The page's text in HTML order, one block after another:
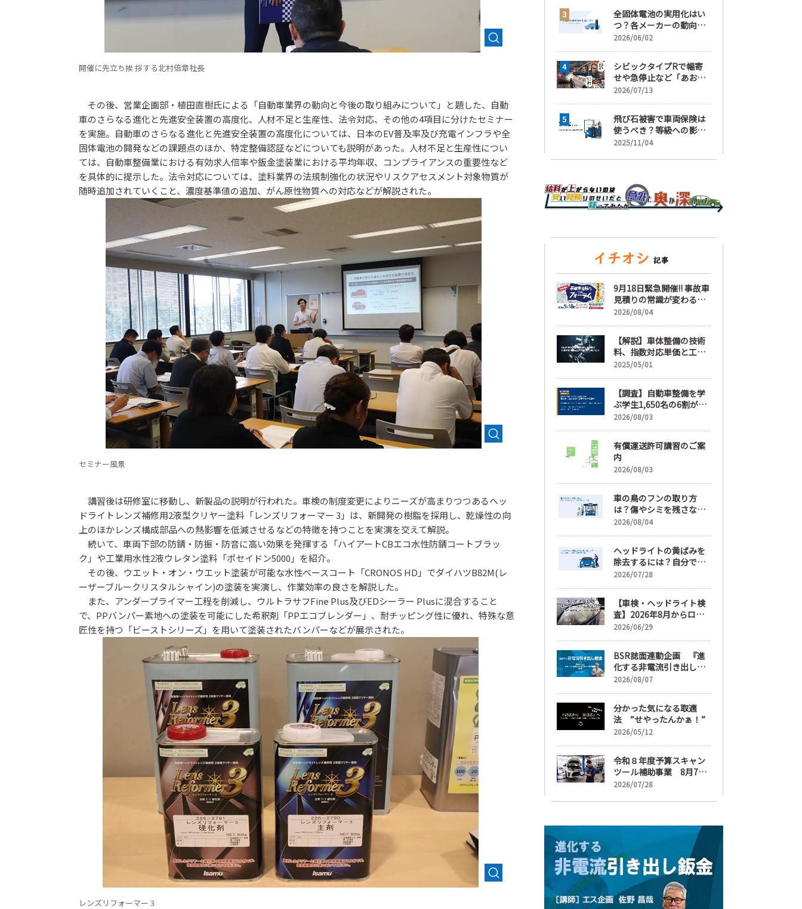
開催に先立ち挨 拶する北村倍章社長
その後、営業企画部・植田直樹氏による「自動車業界の動向と今後の取り組みについて」と題した、自動
車のさらなる進化と先進安全装置の高度化、人材不足と生産性、法令対応、その他の4項目に分けたセミナー
を実施。自動車のさらなる進化と先進安全装置の高度化については、日本のEV普及率及び充電インフラや全
固体電池の開発などの課題点のほか、特定整備認証などについても説明があった。人材不足と生産性につい
ては、自動車整備業における有効求人倍率や鈑金塗装業における平均年収、コンプライアンスの重要性など
を具体的に提示した。法令対応については、塗料業界の法規制強化の状況やリスクアセスメント対象物質が
随時追加されていくこと、濃度基準値の追加、がん原性物質への対応などが解説された。
セミナー風景
講習後は研修室に移動し、新製品の説明が行われた。車検の制度変更によりニーズが高まりつつあるヘッ
ドライトレンズ補修用2液型クリヤー塗料「レンズリフォーマー 3」は、新開発の樹脂を採用し、乾燥性の向
上のほかレンズ構成部品への熱影響を低減させるなどの特徴を持つことを実演を交えて解説。
続いて、車両下部の防錆・防振・防音に高い効果を発揮する「ハイアートCBエコ水性防錆コートブラッ
ク」や工業用水性2液ウレタン塗料「ポセイドン5000」を紹介。
その後、ウエット・オン・ウエット塗装が可能な水性ベースコート「CRONOS HD」でダイハツB82M(レ
ーザーブルークリスタルシャイン)の塗装を実演し、作業効率の良さを解説した。
また、アンダープライマー工程を削減し、ウルトラサフFine Plus及びEDシーラー Plusに混合すること
で、PPバンパー素地への塗装を可能にした希釈剤「PPエコブレンダー」、耐チッピング性に優れ、特殊な意
匠性を持つ「ビーストシリーズ」を用いて塗装されたバンパーなどが展示された。
レンズリフォーマー 3
売において極めて重要な
訳
全固体電池の実用化はい
つ？各メーカーの動向と
EVの買い時を解説
2026/06/02
シビックタイプRで幅寄
せや急停止など「あおり
運転」の疑い
2026/07/13
飛び石被害で車両保険は
使うべき？等級への影響
と賢い判断基準を解説
2025/11/04
9月18日緊急開催!! 事故車
見積りの常識が変わる
「事故車見積りフォーラ
2026/08/04
【解説】車体整備の技術
料、指数対応単価と工賃
単価、その違いとは
2025/05/01
【調査】自動車整備を学
ぶ学生1,650名の6割が就
職先選びで「給与」を最
日以上」希望も66.3%
2026/08/03
有償運送許可講習のご案
内
2026/08/03
車の鳥のフンの取り方
は？傷やシミを残さない
正しい落とし方と予防策
2026/08/04
ヘッドライトの黄ばみを
除去するには？自分で綺
麗にする手順と業者費用
2026/07/28
【車検・ヘッドライト検
査】2026年8月からロー
ビームへ完全移行、ヘッ
ーティングも重要に
2026/06/29
BSR誌面連動企画 『進
化する非電流引き出し鈑
金』 第6回
2026/08/07
分かった気になる取適
法 ”せやったんかぁ！”
2026/05/12
令和８年度予算スキャン
ツール補助事業 8月7日
受け付け開始
2026/07/28